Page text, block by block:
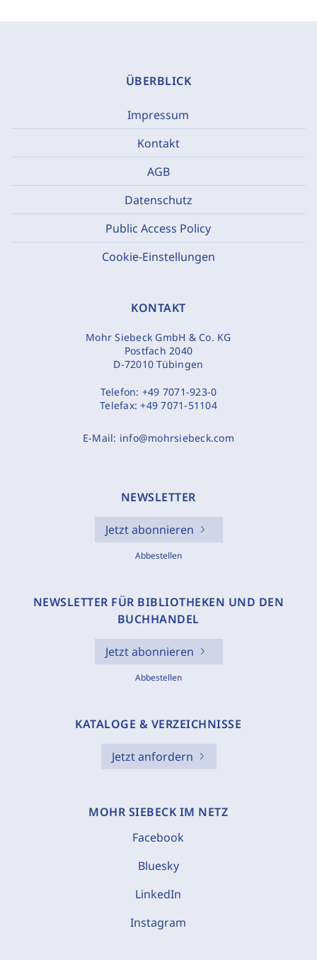
ÜBERBLICK
Impressum
Kontakt
AGB
Datenschutz
Public Access Policy
Cookie-Einstellungen
KONTAKT
Mohr Siebeck GmbH & Co. KG
Postfach 2040
D-72010 Tübingen
Telefon: +49 7071-923-0
Telefax:+49 7071-51104
E-Mail: info@mohrsiebeck.com
NEWSLETTER
Jetzt abonnieren
Abbestellen
NEWSLETTER FÜR BIBLIOTHEKEN UND DEN
BUCHHANDEL
Jetzt abonnieren
Abbestellen
KATALOGE & VERZEICHNISSE
Jetzt anfordern
MOHR SIEBECK IM NETZ
Facebook
Bluesky
LinkedIn
Instagram